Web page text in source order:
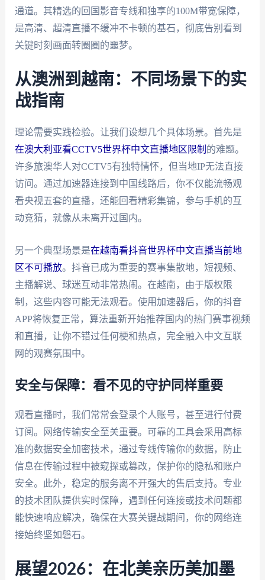
通道。其精选的回国影音专线和独享的100M带宽保障，
是高清、超清直播不缓冲不卡顿的基石，彻底告别看到
关键时刻画面转圈圈的噩梦。
从澳洲到越南：不同场景下的实
战指南
理论需要实践检验。让我们设想几个具体场景。首先是
在澳大利亚看CCTV5世界杯中文直播地区限制 的难题。
许多旅澳华人对CCTV5有独特情怀，但当地IP无法直接
访问。通过加速器连接到中国线路后，你不仅能流畅观
看央视五套的直播，还能回看精彩集锦，参与手机的互
动竞猜，就像从未离开过国内。
另一个典型场景是在越南看抖音世界杯中文直播当前地
区不可播放。抖音已成为重要的赛事集散地，短视频、
主播解说、球迷互动非常热闹。在越南，由于版权限
制，这些内容可能无法观看。使用加速器后，你的抖音
APP将恢复正常，算法重新开始推荐国内的热门赛事视频
和直播，让你不错过任何梗和热点，完全融入中文互联
网的观赛氛围中。
安全与保障：看不见的守护同样重要
观看直播时，我们常常会登录个人账号，甚至进行付费
订阅。网络传输安全至关重要。可靠的工具会采用高标
准的数据安全加密技术，通过专线传输你的数据，防止
信息在传输过程中被窥探或篡改，保护你的隐私和账户
安全。此外，稳定的服务离不开强大的售后支持。专业
的技术团队提供实时保障，遇到任何连接或技术问题都
能快速响应解决，确保在大赛关键战期间，你的网络连
接始终坚如磐石。
展望2026：在北美亲历美加墨